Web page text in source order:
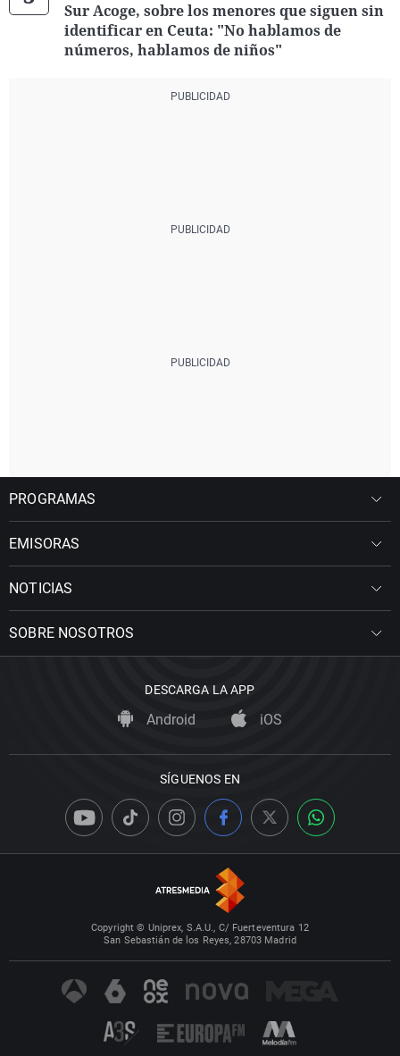
Sur Acoge, sobre los menores que siguen sin
identificar en Ceuta: "No hablamos de
números, hablamos de niños"
PROGRAMAS
EMISORAS
NOTICIAS
SOBRE NOSOTROS
DESCARGA LA APP
Android iOS
SÍGUENOS EN
Copyright © Uniprex, S.A.U., C/ Fuerteventura 12
San Sebastián de los Reyes, 28703 Madrid